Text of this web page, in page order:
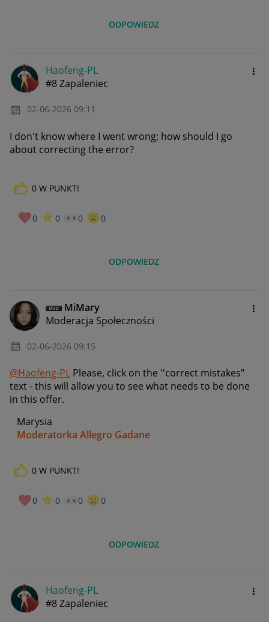
ODPOWIEDZ
Haofeng-PL
#8 Zapaleniec
‎02-06-2026 09:11
I don't know where I went wrong; how should I go
about correcting the error?
0 W PUNKT!
0 0 0 0
ODPOWIEDZ
MiMary
Moderacja Społeczności
‎02-06-2026 09:15
@Haofeng-PL Please, click on the ''correct mistakes"
text - this will allow you to see what needs to be done
in this offer.
Marysia
Moderatorka Allegro Gadane
0 W PUNKT!
0 0 0 0
ODPOWIEDZ
Haofeng-PL
#8 Zapaleniec